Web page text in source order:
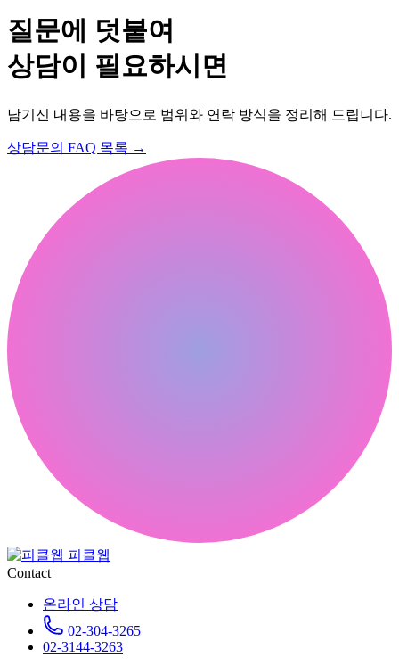
질문에 덧붙여
상담이 필요하시면
남기신 내용을 바탕으로 범위와 연락 방식을 정리해 드립니다.
상담문의 FAQ 목록 →
피클웹
Contact
온라인 상담
02-304-3265
02-3144-3263